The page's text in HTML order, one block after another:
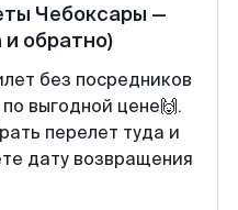
Чебоксары —
и обратно)
без посредников
выгодной цене🙌.
перелет туда и
дату возвращения